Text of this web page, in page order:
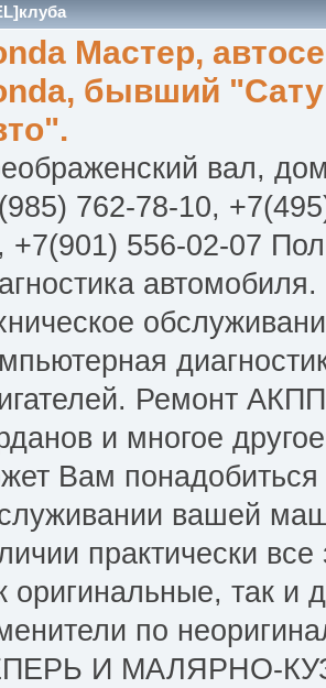
Мастер,
бывший
вал,
762-78-10,
+7(901) 556-02-07
Ремонт
и многое
Вам понадобиться
вашей
практически все
оригинальные, так и
по
И МАЛЯРНО-